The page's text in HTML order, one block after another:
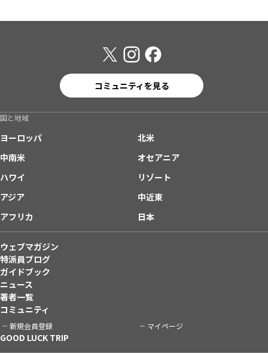
コミュニティを見る
国と地域
ヨーロッパ
北米
中南米
オセアニア
ハワイ
リゾート
アジア
中近東
アフリカ
日本
ウェブマガジン
特派員ブログ
ガイドブック
ニュース
著者一覧
コミュニティ
新規会員登録 マイページ
GOOD LUCK TRIP